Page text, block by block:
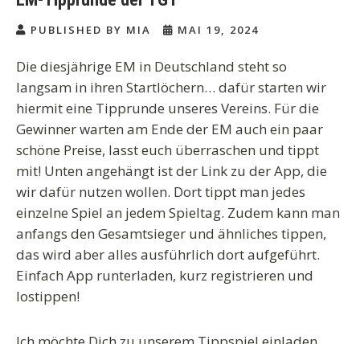
PUBLISHED BY MIA MAI 19, 2024
Die diesjährige EM in Deutschland steht so
langsam in ihren Startlöchern… dafür starten wir
hiermit eine Tipprunde unseres Vereins. Für die
Gewinner warten am Ende der EM auch ein paar
schöne Preise, lasst euch überraschen und tippt
mit! Unten angehängt ist der Link zu der App, die
wir dafür nutzen wollen. Dort tippt man jedes
einzelne Spiel an jedem Spieltag. Zudem kann man
anfangs den Gesamtsieger und ähnliches tippen,
das wird aber alles ausführlich dort aufgeführt.
Einfach App runterladen, kurz registrieren und
lostippen!